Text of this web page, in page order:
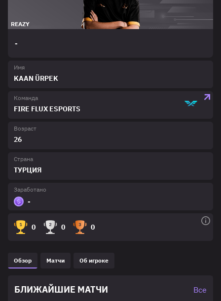
REAZY
-
Имя
KAAN ÜRPEK
Команда
FIRE FLUX ESPORTS
Возраст
26
Страна
ТУРЦИЯ
Заработано
-
0 0 0
Обзор Матчи Об игроке
БЛИЖАЙШИЕ МАТЧИ Все